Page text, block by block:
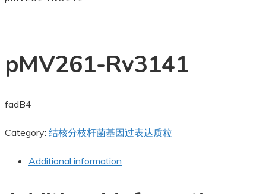
pMV261-Rv3141
fadB4
Category: 结核分枝杆菌基因过表达质粒
Additional information